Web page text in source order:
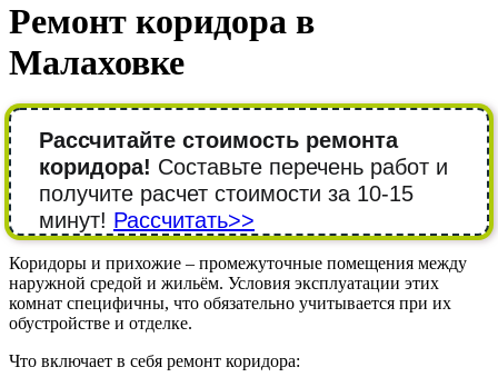
Ремонт коридора в
Малаховке
Рассчитайте стоимость ремонта
коридора! Составьте перечень работ и
получите расчет стоимости за 10-15
минут! Рассчитать>>
Коридоры и прихожие – промежуточные помещения между
наружной средой и жильём. Условия эксплуатации этих
комнат специфичны, что обязательно учитывается при их
обустройстве и отделке.
Что включает в себя ремонт коридора: